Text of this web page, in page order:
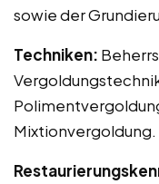
sowie der
Techniken:
Mixtionvergoldung.